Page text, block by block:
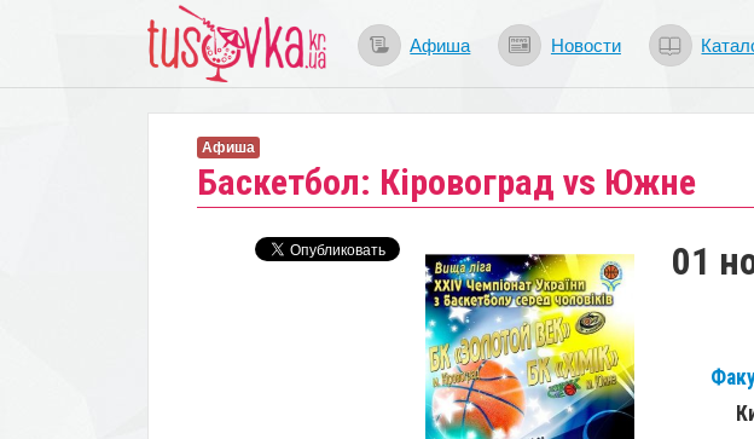
Афиша Новости
Баскетбол: Кіровоград vs Южне
Афиша
01